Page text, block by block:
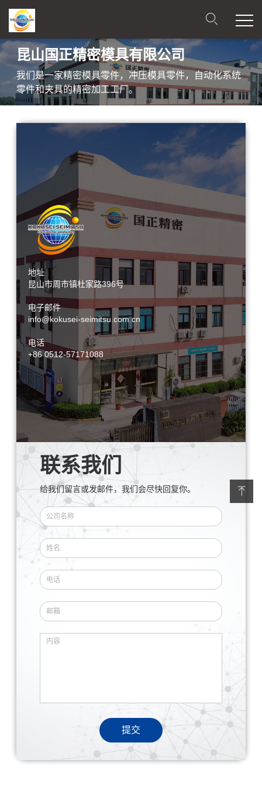
昆山国正精密模具有限公司
我们是一家精密模具零件，冲压模具零件，自动化系统
零件和夹具的精密加工工厂。
地址
昆山市周市镇杜家路396号
电子邮件
info@kokusei-seimitsu.com.cn
电话
+86 0512-57171088
联系我们
给我们留言或发邮件，我们会尽快回复你。